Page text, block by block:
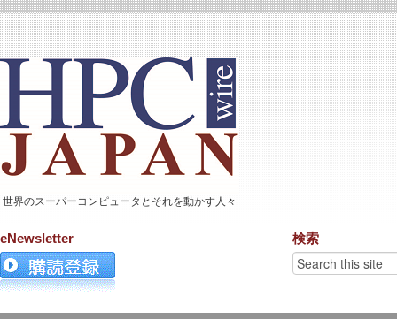
世界のスーパーコンピュータとそれを動かす人々
eNewsletter 検索